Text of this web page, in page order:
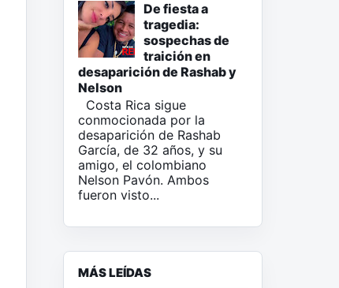
De fiesta a
tragedia:
sospechas de
traición en
desaparición de Rashab y
Nelson
Costa Rica sigue
conmocionada por la
desaparición de Rashab
García, de 32 años, y su
amigo, el colombiano
Nelson Pavón. Ambos
fueron visto...
MÁS LEÍDAS